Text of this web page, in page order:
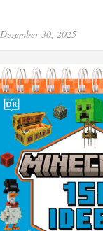
Posted
Dezember 30, 2025